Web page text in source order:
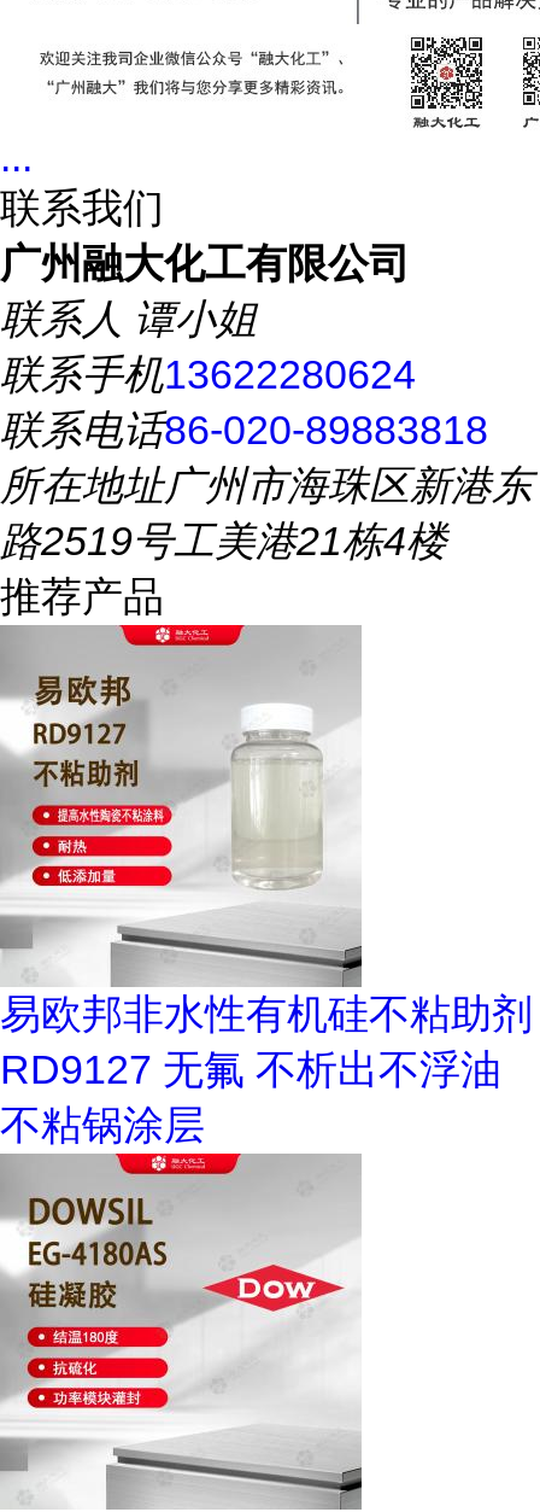
...
联系我们
广州融大化工有限公司
联系人 谭小姐
联系手机13622280624
联系电话86-020-89883818
所在地址广州市海珠区新港东
路2519号工美港21栋4楼
推荐产品
易欧邦非水性有机硅不粘助剂
RD9127 无氟 不析出不浮油
不粘锅涂层